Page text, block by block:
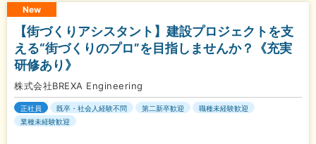
New
【街づくりアシスタント】建設プロジェクトを支
える“街づくりのプロ”を目指しませんか？《充実
研修あり》
株式会社BREXA Engineering
正社員 既卒・社会人経験不問 第二新卒歓迎
職種未経験歓迎
業種未経験歓迎